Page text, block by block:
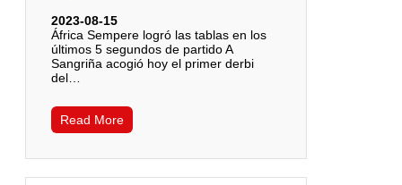
2023-08-15
África Sempere logró las tablas en los
últimos 5 segundos de partido A
Sangriña acogió hoy el primer derbi
del…
Read More